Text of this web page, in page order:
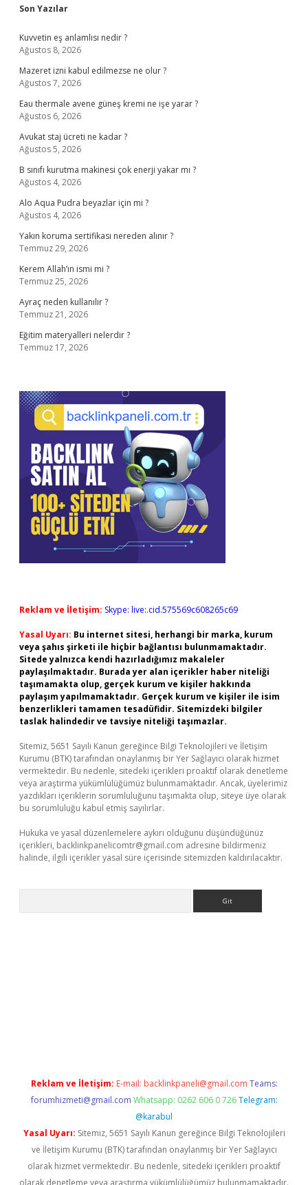
Sidebar
Son Yazılar
Kuvvetin eş anlamlısı nedir ?
Ağustos 8, 2026
Mazeret izni kabul edilmezse ne olur ?
Ağustos 7, 2026
Eau thermale avene güneş kremi ne işe yarar ?
Ağustos 6, 2026
Avukat staj ücreti ne kadar ?
Ağustos 5, 2026
B sınıfı kurutma makinesi çok enerji yakar mı ?
Ağustos 4, 2026
Alo Aqua Pudra beyazlar için mi ?
Ağustos 4, 2026
Yakın koruma sertifikası nereden alınır ?
Temmuz 29, 2026
Kerem Allah’ın ismi mi ?
Temmuz 25, 2026
Ayraç neden kullanılır ?
Temmuz 21, 2026
Eğitim materyalleri nelerdir ?
Temmuz 17, 2026
Reklam ve İletişim: Skype: live:.cid.575569c608265c69
Yasal Uyarı: Bu internet sitesi, herhangi bir marka, kurum
veya şahıs şirketi ile hiçbir bağlantısı bulunmamaktadır.
Sitede yalnızca kendi hazırladığımız makaleler
paylaşılmaktadır. Burada yer alan içerikler haber niteliği
taşımamakta olup, gerçek kurum ve kişiler hakkında
paylaşım yapılmamaktadır. Gerçek kurum ve kişiler ile isim
benzerlikleri tamamen tesadüfidir. Sitemizdeki bilgiler
taslak halindedir ve tavsiye niteliği taşımazlar.
Sitemiz, 5651 Sayılı Kanun gereğince Bilgi Teknolojileri ve İletişim
Kurumu (BTK) tarafından onaylanmış bir Yer Sağlayıcı olarak hizmet
vermektedir. Bu nedenle, sitedeki içerikleri proaktif olarak denetleme
veya araştırma yükümlülüğümüz bulunmamaktadır. Ancak, üyelerimiz
yazdıkları içeriklerin sorumluluğunu taşımakta olup, siteye üye olarak
bu sorumluluğu kabul etmiş sayılırlar.
Hukuka ve yasal düzenlemelere aykırı olduğunu düşündüğünüz
içerikleri, backlinkpanelicomtr@gmail.com adresine bildirmeniz
halinde, ilgili içerikler yasal süre içerisinde sitemizden kaldırılacaktır.
Reklam ve İletişim: E-mail: backlinkpaneli@gmail.com Teams:
forumhizmeti@gmail.com Whatsapp: 0262 606 0 726 Telegram:
@karabul
Yasal Uyarı: Sitemiz, 5651 Sayılı Kanun gereğince Bilgi Teknolojileri
ve İletişim Kurumu (BTK) tarafından onaylanmış bir Yer Sağlayıcı
olarak hizmet vermektedir. Bu nedenle, sitedeki içerikleri proaktif
olarak denetleme veya araştırma yükümlülüğümüz bulunmamaktadır.